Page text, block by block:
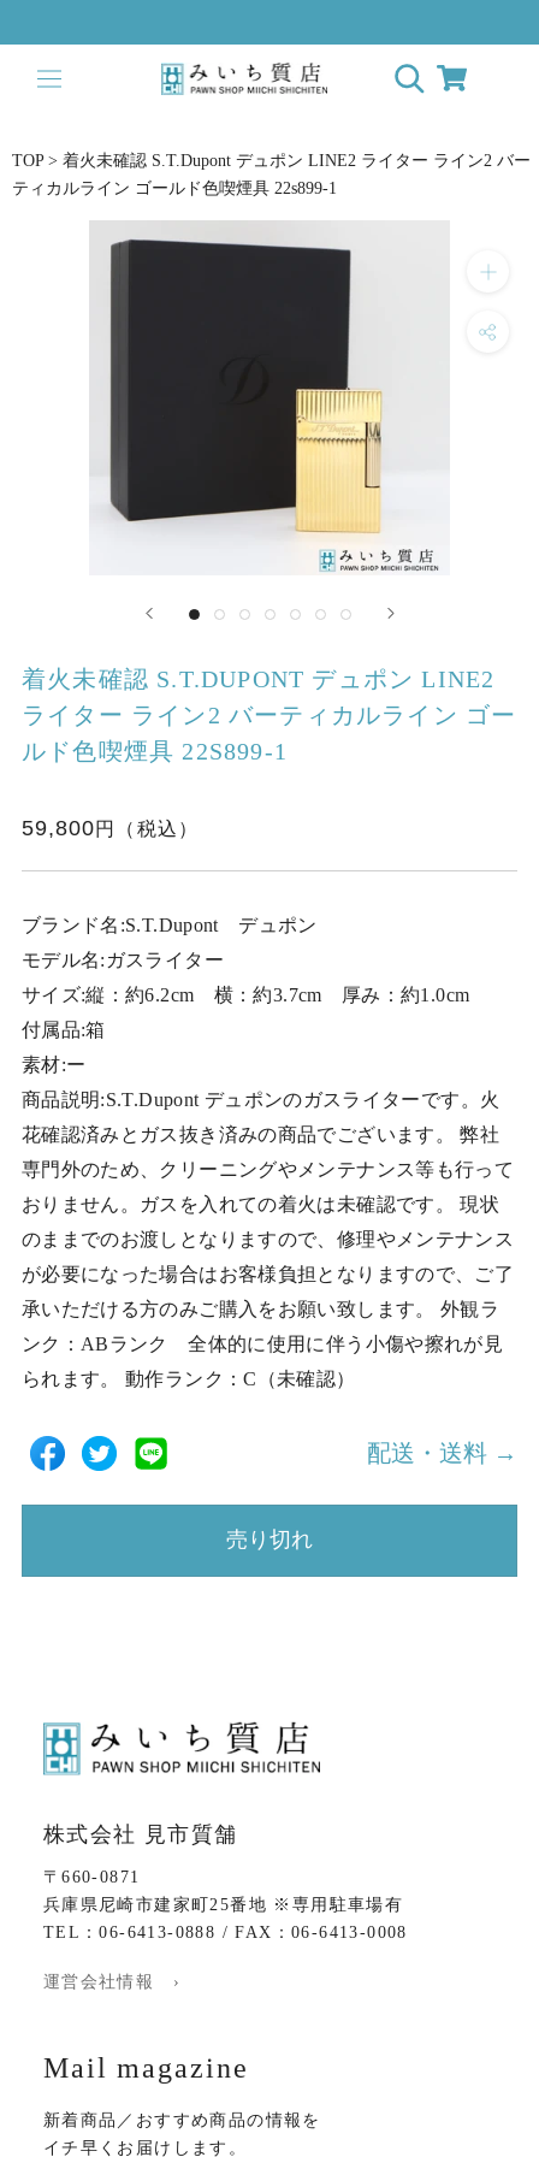
キ
て
TOP > 着火未確認 S.T.Dupont デュポン LINE2 ライター ライン2 バー
ティカルライン ゴールド色喫煙具 22s899-1
着火未確認 S.T.DUPONT デュポン LINE2
ライター ライン2 バーティカルライン ゴー
ルド色喫煙具 22S899-1
59,800
ブランド名:S.T.Dupont デュポン
モデル名:ガスライター
サイズ:縦：約6.2cm 横：約3.7cm 厚み：約1.0cm
付属品:箱
素材:ー
商品説明:S.T.Dupont デュポンのガスライターです。火
花確認済みとガス抜き済みの商品でございます。 弊社
専門外のため、クリーニングやメンテナンス等も行って
おりません。ガスを入れての着火は未確認です。 現状
のままでのお渡しとなりますので、修理やメンテナンス
が必要になった場合はお客様負担となりますので、ご了
承いただける方のみご購入をお願い致します。 外観ラ
ンク：ABランク 全体的に使用に伴う小傷や擦れが見
られます。 動作ランク：C（未確認）
配送・送料 →
売り切れ
株式会社 見市質舗
〒660-0871
兵庫県尼崎市建家町25番地 ※専用駐車場有
TEL：06-6413-0888 / FAX：06-6413-0008
運営会社情報 ›
Mail magazine
新着商品／おすすめ商品の情報を
イチ早くお届けします。